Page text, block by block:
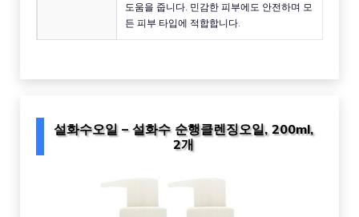
도움을 줍니다. 민감한 피부에도 안전하며 모
든 피부 타입에 적합합니다.
설화수오일 – 설화수 순행클렌징오일, 200ml,
2개